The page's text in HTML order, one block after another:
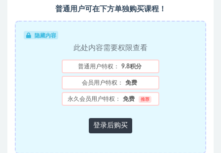
普通用户可在下方单独购买课程！
隐藏内容
此处内容需要权限查看
普通用户特权： 9.8积分
会员用户特权： 免费
永久会员用户特权： 免费 推荐
登录后购买